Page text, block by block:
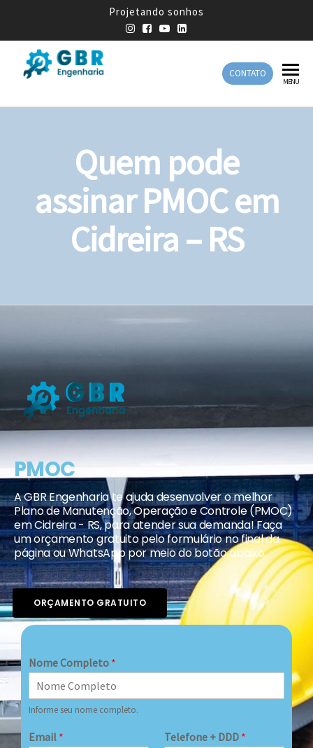
Projetando sonhos
Engenharia
Engenharia
CONTATO
MENU
Quem pode
assinar PMOC em
Cidreira – RS
PMOC
A GBR Engenharia te ajuda desenvolver o melhor
Plano de Manutenção, Operação e Controle (PMOC)
em Cidreira - RS, para atender sua demanda! Faça
um orçamento gratuito pelo formulário no final da
página ou WhatsApp por meio do botão abaixo.
ORÇAMENTO GRATUITO
Nome Completo *
Informe seu nome completo.
Email * Telefone + DDD *